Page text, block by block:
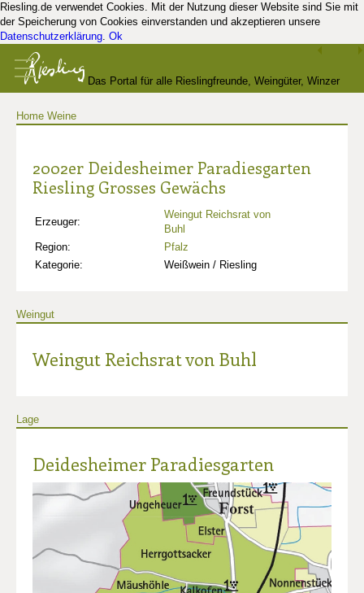
Riesling.de verwendet Cookies. Mit der Nutzung dieser Website sind Sie mit
der Speicherung von Cookies einverstanden und akzeptieren unsere
Datenschutzerklärung. Ok
Das Portal für alle Rieslingfreunde, Weingüter, Winzer
Home Weine
2002er Deidesheimer Paradiesgarten
Riesling Grosses Gewächs
Erzeuger:
Weingut Reichsrat von
Buhl
Region:
Pfalz
Kategorie:
Weißwein / Riesling
Weingut
Weingut Reichsrat von Buhl
Lage
Deidesheimer Paradiesgarten